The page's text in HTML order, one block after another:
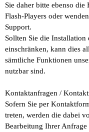
Sie daher bitte ebenso
Flash-Players oder
Support.
Sollten Sie die
einschränken, kann dies
sämtliche Funktionen
nutzbar sind.
Kontaktanfragen /
Sofern Sie per
treten, werden die dabei
Bearbeitung Ihrer